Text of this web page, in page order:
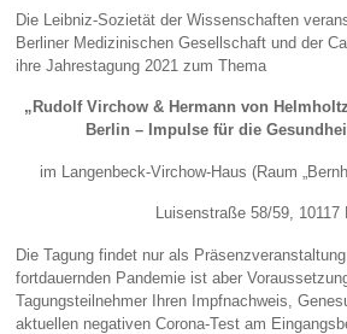
Die Leibniz-Sozietät der Wissenschaften
Berliner Medizinischen Gesellschaft und der
ihre Jahrestagung 2021 zum Thema
„Rudolf Virchow & Hermann von
Berlin – Impulse für die
im Langenbeck-Virchow-Haus (Raum
Luisenstraße 58/59, 10117
Die Tagung findet nur als
fortdauernden Pandemie ist aber
Tagungsteilnehmer Ihren Impfnachweis,
aktuellen negativen Corona-Test am